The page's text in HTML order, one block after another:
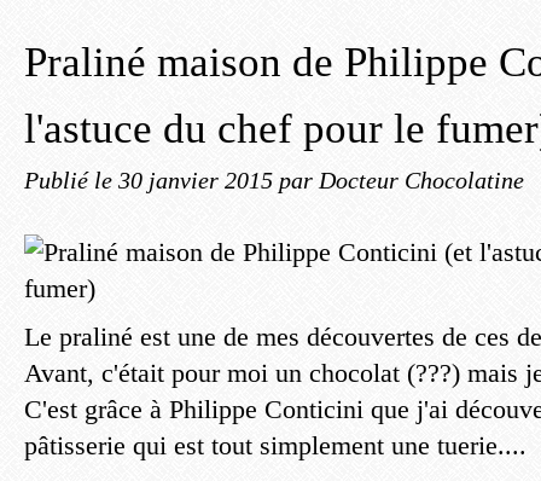
Praliné maison de Philippe
l'astuce du chef pour le
Publié le 30 janvier 2015 par Docteur Chocolatine
Le praliné est une de mes découvertes de ces
Avant, c'était pour moi un chocolat (???) mais
C'est grâce à Philippe Conticini que j'ai
pâtisserie qui est tout simplement une tuerie....